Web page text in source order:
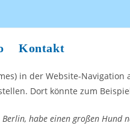
Kontakt
in der Website-
Dort könnte zum
habe einen großen Hund